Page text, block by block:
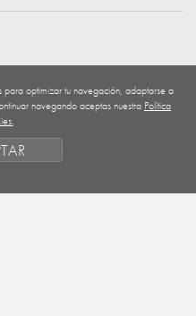
para optimizar tu navegación, adaptarse a
navegando aceptas nuestra Política